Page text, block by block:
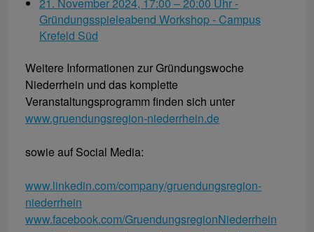
21. November 2024, 17:00 – 20:00 Uhr -
Gründungsspieleabend Workshop - Campus
Krefeld Süd
Weitere Informationen zur Gründungswoche
Niederrhein und das komplette
Veranstaltungsprogramm finden sich unter
www.gruendungsregion-niederrhein.de
sowie auf Social Media:
www.linkedin.com/company/gruendungsregion-
niederrhein
www.facebook.com/GruendungsregionNiederrhein